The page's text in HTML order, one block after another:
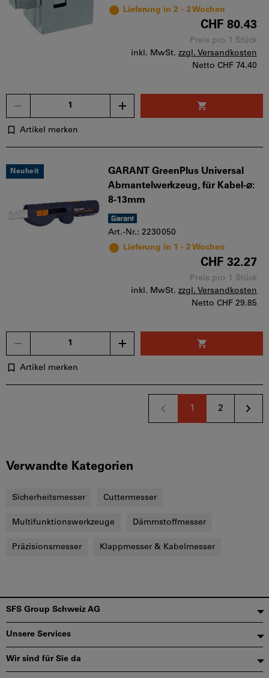
Lieferung in 2 - 3 Wochen
CHF 80.43
Preis pro 1 Stück
inkl. MwSt. zzgl. Versandkosten
Netto CHF 74.40
Artikel merken
Neuheit
GARANT GreenPlus Universal
Abmantelwerkzeug, für Kabel‑⌀:
8-13mm
Art.-Nr.: 2230050
Lieferung in 1 - 2 Wochen
CHF 32.27
Preis pro 1 Stück
inkl. MwSt. zzgl. Versandkosten
Netto CHF 29.85
Artikel merken
1 2
Verwandte Kategorien
Sicherheitsmesser Cuttermesser
Multifunktionswerkzeuge Dämmstoffmesser
Präzisionsmesser Klappmesser & Kabelmesser
Fußzeile
SFS Group Schweiz AG
Unsere Services
Wir sind für Sie da